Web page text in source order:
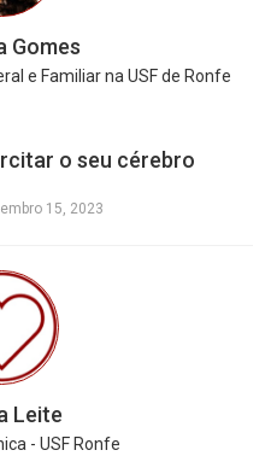
Gomes
e Familiar na USF de Ronfe
o seu cérebro
15, 2023
Leite
- USF Ronfe